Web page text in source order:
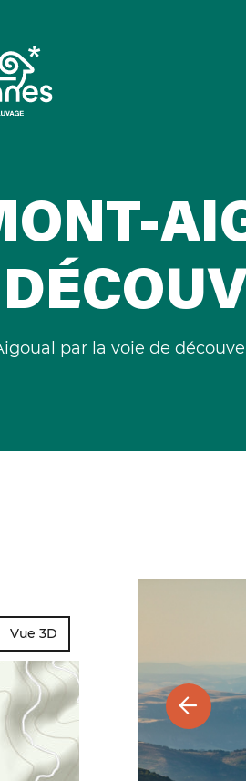
par la voie de
Vue 3D